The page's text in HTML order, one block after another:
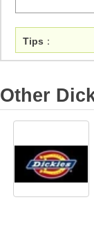
Tips ：
Other